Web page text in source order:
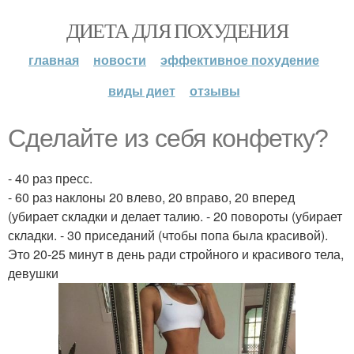
ДИЕТА ДЛЯ ПОХУДЕНИЯ
главная новости
эффективное похудение
виды диет
отзывы
Сделайте из себя конфетку?
- 40 раз пресс.
- 60 раз наклоны 20 влево, 20 вправо, 20 вперед
(убирает складки и делает талию. - 20 повороты (убирает
складки. - 30 приседаний (чтобы попа была красивой).
Это 20-25 минут в день ради стройного и красивого тела,
девушки